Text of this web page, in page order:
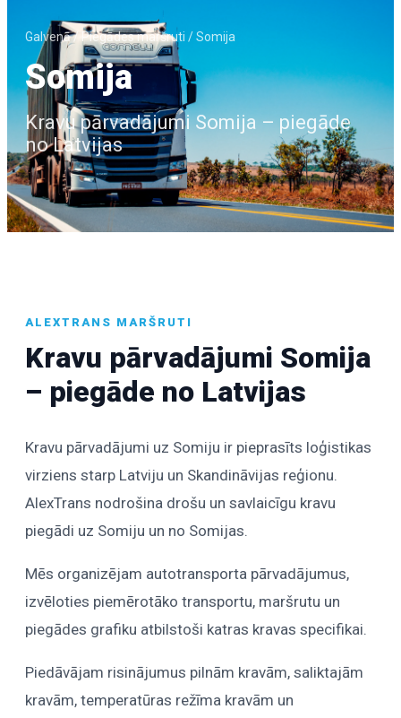
Galvenā / Piegādes maršruti / Somija
Somija
Kravu pārvadājumi Somija – piegāde
no Latvijas
ALEXTRANS MARŠRUTI
Kravu pārvadājumi Somija
– piegāde no Latvijas
Kravu pārvadājumi uz Somiju ir pieprasīts loģistikas
virziens starp Latviju un Skandināvijas reģionu.
AlexTrans nodrošina drošu un savlaicīgu kravu
piegādi uz Somiju un no Somijas.
Mēs organizējam autotransporta pārvadājumus,
izvēloties piemērotāko transportu, maršrutu un
piegādes grafiku atbilstoši katras kravas specifikai.
Piedāvājam risinājumus pilnām kravām, saliktajām
kravām, temperatūras režīma kravām un